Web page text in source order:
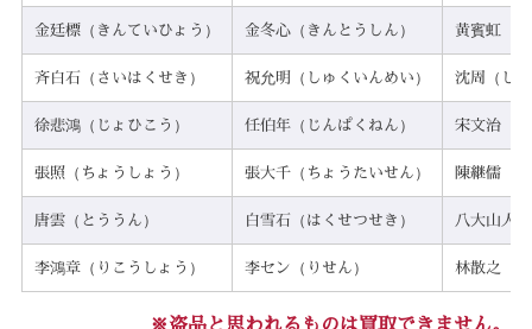
金廷標（きんていひょう） 金冬心（きんとうしん） 黄賓虹（
斉白石（さいはくせき） 祝允明（しゅくいんめい） 沈周（し
徐悲鴻（じょひこう） 任伯年（じんぱくねん） 宋文治（
張照（ちょうしょう） 張大千（ちょうたいせん） 陳継儒（
唐雲（とううん） 白雪石（はくせつせき） 八大山人
李鴻章（りこうしょう） 李セン（りせん） 林散之（